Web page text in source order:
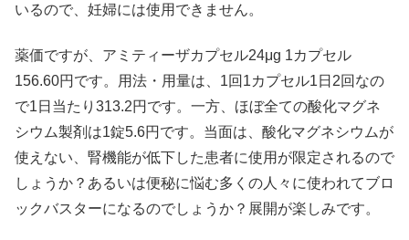
いるので、妊婦には使用できません。
薬価ですが、アミティーザカプセル24μg 1カプセル
156.60円です。用法・用量は、1回1カプセル1日2回なの
で1日当たり313.2円です。一方、ほぼ全ての酸化マグネ
シウム製剤は1錠5.6円です。当面は、酸化マグネシウムが
使えない、腎機能が低下した患者に使用が限定されるので
しょうか？あるいは便秘に悩む多くの人々に使われてブロ
ックバスターになるのでしょうか？展開が楽しみです。